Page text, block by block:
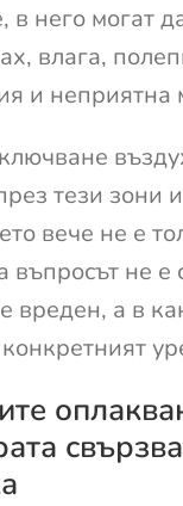
в него могат
влага,
и неприятна
тези зони
вече не е
въпросът не е
вреден, а в